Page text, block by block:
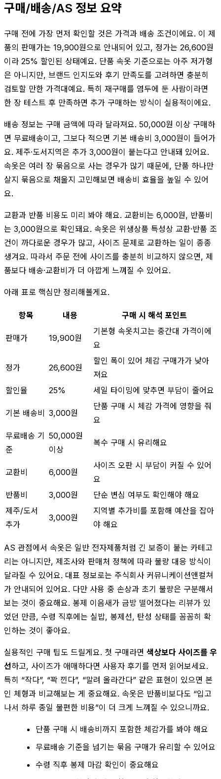
구매/배송/AS 정보 요약
구매 전에 가장 먼저 확인할 것은 가격과 배송 조건이에요. 이 제
품의 판매가는 19,900원으로 안내되어 있고, 정가는 26,600원
이라 25% 할인된 상태예요. 단품 속옷 기준으로는 아주 저가형
은 아니지만, 브랜드 인지도와 후기 만족도를 고려하면 충분히
검토할 만한 가격대예요. 특히 재구매를 염두에 둔 사람이라면
한 장 테스트 후 만족하면 추가 구매하는 방식이 실용적이에요.
배송 정보는 구매 금액에 따라 달라져요. 50,000원 이상 구매하
면 무료배송이고, 그보다 적으면 기본 배송비 3,000원이 들어가
요. 제주·도서지역은 추가 3,000원이 붙는다고 안내돼 있어요.
속옷은 여러 장 묶음으로 사는 경우가 많기 때문에, 단품 하나만
살지 묶음으로 채울지 고민해보면 배송비 효율을 높일 수 있어
요.
교환과 반품 비용도 미리 봐야 해요. 교환비는 6,000원, 반품비
는 3,000원으로 확인돼요. 속옷은 위생상품 특성상 교환·반품 조
건이 까다로운 경우가 많고, 사이즈 문제로 교환하는 일이 종종
생겨요. 따라서 주문 전에 사이즈를 충분히 비교하지 않으면, 제
품보다 배송·교환비가 더 아깝게 느껴질 수 있어요.
아래 표로 핵심만 정리해볼게요.
항목 내용 구매 시 해석 포인트
판매가 19,900원
기본형 속옷치고는 중간대 가격이에
요
정가 26,600원
할인 폭이 있어 체감 구매가가 낮아
져요
할인율
25% 세일 타이밍에 맞추면 부담이 줄어요
기본 배송비 3,000원
단품 구매 시 체감 가격에 영향을 줘
요
무료배송 기
준
50,000원
이상
복수 구매 시 유리해요
교환비 6,000원
사이즈 오판 시 부담이 커질 수 있어
요
반품비
3,000원
단순 변심 여부도 확인해야 해요
제주/도서
추가
3,000원
지역별 추가비를 포함해 예산을 잡아
야 해요
AS 관점에서 속옷은 일반 전자제품처럼 긴 보증이 붙는 카테고
리는 아니지만, 제조사와 판매처 정책에 따라 불량 대응 방식이
달라질 수 있어요. 대표 정보로는 주식회사 커뮤니케이션앤컬쳐
가 안내되어 있어요. 다만 사용 중 손상과 초기 불량은 구분해서
보는 것이 중요해요. 봉제 이음새가 금방 떨어졌다는 리뷰가 있
었던 만큼, 수령 직후에는 실밥, 봉제선, 탄성 상태를 꼼꼼히 확
인하는 것이 좋아요.
실용적인 구매 팁도 드릴게요. 첫 구매라면 색상보다 사이즈를 우
선하고, 사이즈가 애매하다면 사용자 후기를 먼저 읽어보세요.
특히 “작다”, “꽉 낀다”, “말려 올라간다” 같은 표현이 있으면 본
인 체형과 비교해보는 게 중요해요. 속옷은 반품비보다도 “입고
나서 하루 종일 불편한 비용”이 더 크게 느껴질 수 있으니까요.
단품 구매 시 배송비까지 포함한 체감가를 봐야 해요
무료배송 기준을 넘기는 묶음 구매가 유리할 수 있어요
수령 직후 봉제 마감 확인이 중요해요